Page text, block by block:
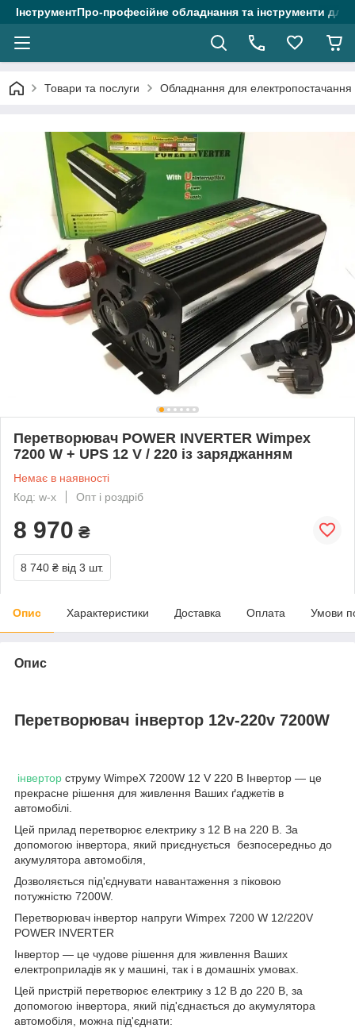
ІнструментПро-професійне обладнання та інструменти для
Товари та послуги Обладнання для електропостачання
Перетворювач POWER INVERTER Wimpex
7200 W + UPS 12 V / 220 із заряджанням
Немає в наявності
Код: w-x
Опт і роздріб
8 970 ₴
8 740 ₴ від 3 шт.
Опис Характеристики Доставка Оплата Умови
Опис
Перетворювач інвертор 12v-220v 7200W
інвертор струму WimpeX 7200W 12 V 220 В Інвертор — це
прекрасне рішення для живлення Ваших ґаджетів в
автомобілі.
Цей прилад перетворює електрику з 12 В на 220 В. За
допомогою інвертора, який приєднується безпосередньо до
акумулятора автомобіля,
Дозволяється під'єднувати навантаження з піковою
потужністю 7200W.
Перетворювач інвертор напруги Wimpex 7200 W 12/220V
POWER INVERTER
Інвертор — це чудове рішення для живлення Ваших
електроприладів як у машині, так і в домашніх умовах.
Цей пристрій перетворює електрику з 12 В до 220 В, за
допомогою інвертора, який під'єднається до акумулятора
автомобіля, можна під'єднати: